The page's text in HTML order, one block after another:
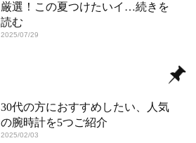
厳選！この夏つけたいイ …続きを
読む
2025/07/29
30代の方におすすめしたい、人気
の腕時計を5つご紹介
2025/02/03